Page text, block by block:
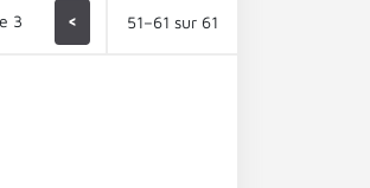
3 < 51–61 sur 61